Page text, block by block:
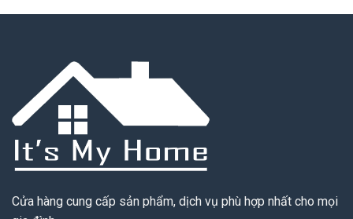
Cửa hàng cung cấp sản phẩm, dịch vụ phù hợp nhất cho mọi